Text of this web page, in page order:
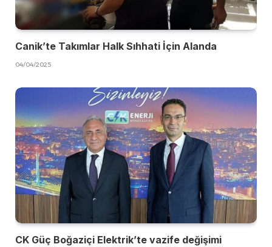
Canik’te Takımlar Halk Sıhhati İçin Alanda
04/04/2025
CK Güç Boğaziçi Elektrik’te vazife değişimi